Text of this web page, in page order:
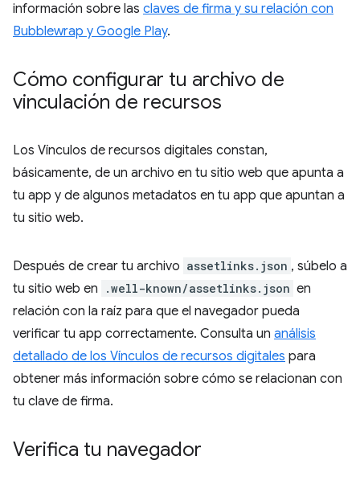
información sobre las claves de firma y su relación con
Bubblewrap y Google Play.
Cómo configurar tu archivo de
vinculación de recursos
Los Vínculos de recursos digitales constan,
básicamente, de un archivo en tu sitio web que apunta a
tu app y de algunos metadatos en tu app que apuntan a
tu sitio web.
Después de crear tu archivo assetlinks.json , súbelo a
tu sitio web en
.well-known/assetlinks.json en
relación con la raíz para que el navegador pueda
verificar tu app correctamente. Consulta un análisis
detallado de los Vínculos de recursos digitales para
obtener más información sobre cómo se relacionan con
tu clave de firma.
Verifica tu navegador